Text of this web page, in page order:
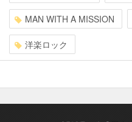
MAN WITH A MISSION
洋楽ロック